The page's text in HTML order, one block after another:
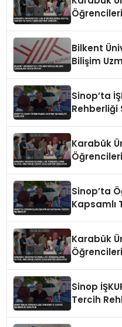
Bilkent
Bilişim
Sinop’ta
Rehberliği
Karabük
Sinop’ta
Kapsamlı
Karabük
Sinop
Tercih